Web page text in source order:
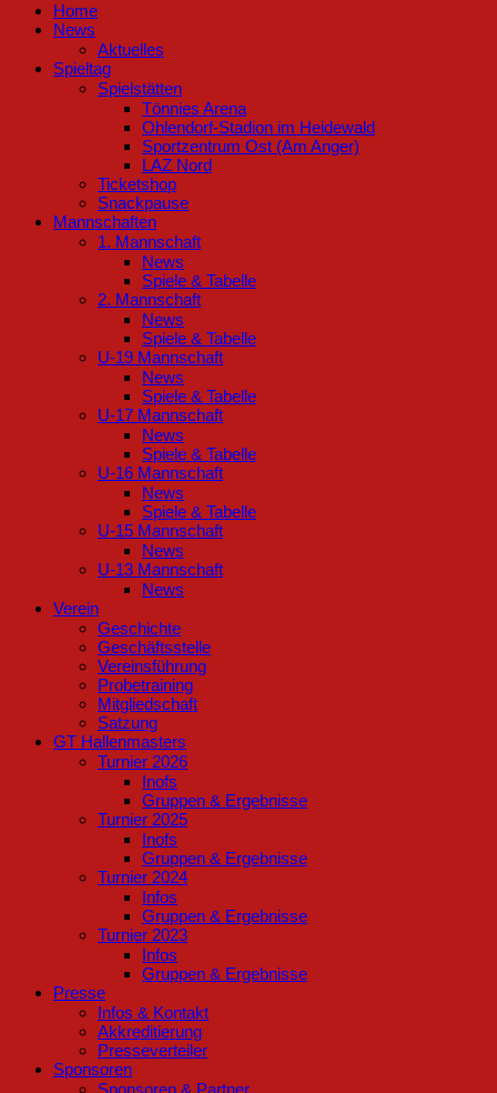
Home
News
Aktuelles
Spieltag
Spielstätten
Tönnies Arena
Ohlendorf-Stadion im Heidewald
Sportzentrum Ost (Am Anger)
LAZ Nord
Ticketshop
Snackpause
Mannschaften
1. Mannschaft
News
Spiele & Tabelle
2. Mannschaft
News
Spiele & Tabelle
U-19 Mannschaft
News
Spiele & Tabelle
U-17 Mannschaft
News
Spiele & Tabelle
U-16 Mannschaft
News
Spiele & Tabelle
U-15 Mannschaft
News
U-13 Mannschaft
News
Verein
Geschichte
Geschäftsstelle
Vereinsführung
Probetraining
Mitgliedschaft
Satzung
GT Hallenmasters
Turnier 2026
Inofs
Gruppen & Ergebnisse
Turnier 2025
Inofs
Gruppen & Ergebnisse
Turnier 2024
Infos
Gruppen & Ergebnisse
Turnier 2023
Infos
Gruppen & Ergebnisse
Presse
Infos & Kontakt
Akkreditierung
Presseverteiler
Sponsoren